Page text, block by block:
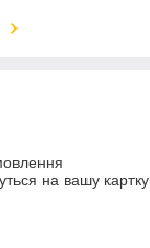
на вашу картку